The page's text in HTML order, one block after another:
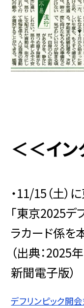
＜＜イ
・11/15（土
「東京2025デ
ラカード係を
（出典：
新聞電子版）
デフリンピック開